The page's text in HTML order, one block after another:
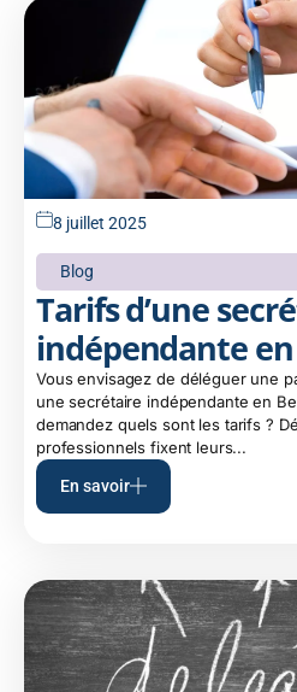
8 juillet 2025
Blog
Tarifs d’une
indépendante
Vous envisagez de déléguer une
une secrétaire indépendante en
demandez quels sont les tarifs ?
professionnels fixent leurs...
En savoir